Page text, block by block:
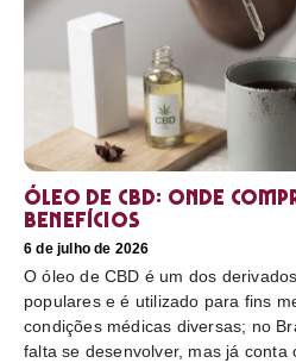
Óleo de CBD: Onde
benefícios
6 de julho de 2026
O óleo de CBD é um dos
populares e é utilizado para fins
condições médicas diversas; no
falta se desenvolver, mas já conta